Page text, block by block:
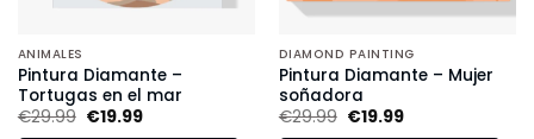
ANIMALES
Pintura Diamante –
Tortugas en el mar
€29.99 €19.99
DIAMOND PAINTING
Pintura Diamante – Mujer
soñadora
€29.99 €19.99